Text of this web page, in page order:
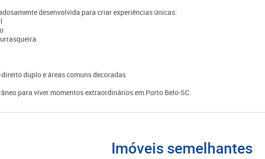
desenvolvida para criar experiências únicas:
duplo e áreas comuns decoradas
para viver momentos extraordinários em Porto Belo-SC.
imóveis semelhantes